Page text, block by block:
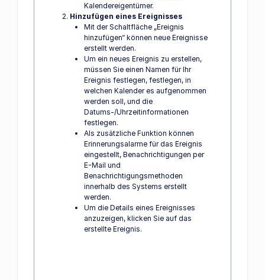
Kalendereigentümer.
Hinzufügen eines Ereignisses
Mit der Schaltfläche „Ereignis
hinzufügen“ können neue Ereignisse
erstellt werden.
Um ein neues Ereignis zu erstellen,
müssen Sie einen Namen für Ihr
Ereignis festlegen, festlegen, in
welchen Kalender es aufgenommen
werden soll, und die
Datums-/Uhrzeitinformationen
festlegen.
Als zusätzliche Funktion können
Erinnerungsalarme für das Ereignis
eingestellt, Benachrichtigungen per
E-Mail und
Benachrichtigungsmethoden
innerhalb des Systems erstellt
werden.
Um die Details eines Ereignisses
anzuzeigen, klicken Sie auf das
erstellte Ereignis.